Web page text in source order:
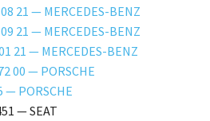
21 — MERCEDES-BENZ
21 — MERCEDES-BENZ
21 — MERCEDES-BENZ
00 — PORSCHE
— PORSCHE
— SEAT